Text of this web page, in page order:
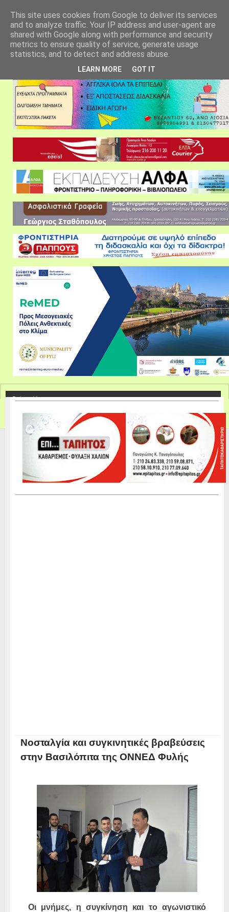
Νοσταλγία και συγκινητικές βραβεύσεις
στην Βασιλόπιτα της ΟΝΝΕΔ Φυλής
Οι μνήμες, η συγκίνηση και το αγωνιστικό
This site uses cookies from Google to deliver its services
and to analyze traffic. Your IP address and user-agent are
shared with Google along with performance and security
metrics to ensure quality of service, generate usage
statistics, and to detect and address abuse.
LEARN MORE GOT IT